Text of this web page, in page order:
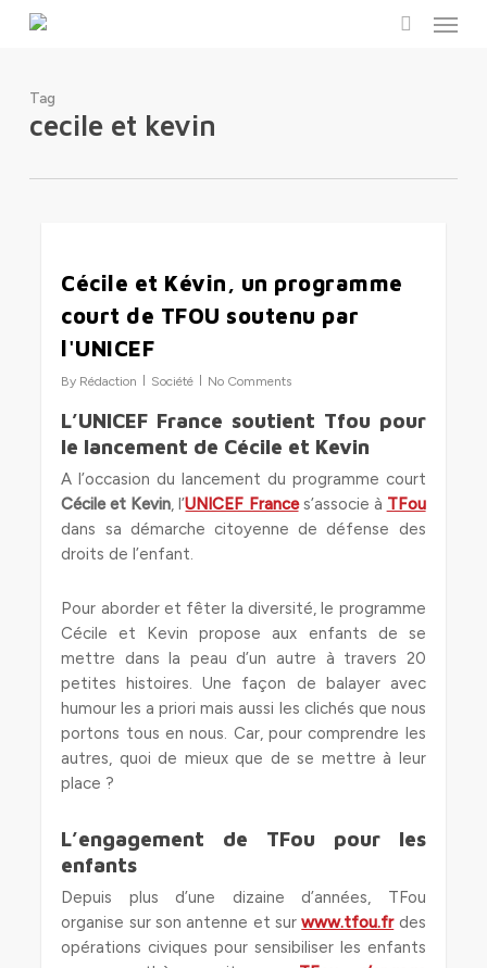
Menu
Tag
cecile et kevin
Cécile et Kévin, un programme
court de TFOU soutenu par
l'UNICEF
By Rédaction Société No Comments
L’UNICEF France soutient Tfou pour
le lancement de Cécile et Kevin
A l’occasion du lancement du programme court
Cécile et Kevin, l’UNICEF Frances’associe à TFou
dans sa démarche citoyenne de défense des
droits de l’enfant.
Pour aborder et fêter la diversité, le programme
Cécile et Kevin propose aux enfants de se
mettre dans la peau d’un autre à travers 20
petites histoires. Une façon de balayer avec
humour les a priori mais aussi les clichés que nous
portons tous en nous. Car, pour comprendre les
autres, quoi de mieux que de se mettre à leur
place ?
L’engagement de TFou pour les
enfants
Depuis plus d’une dizaine d’années, TFou
organise sur son antenne et surwww.tfou.frdes
opérations civiques pour sensibiliser les enfants